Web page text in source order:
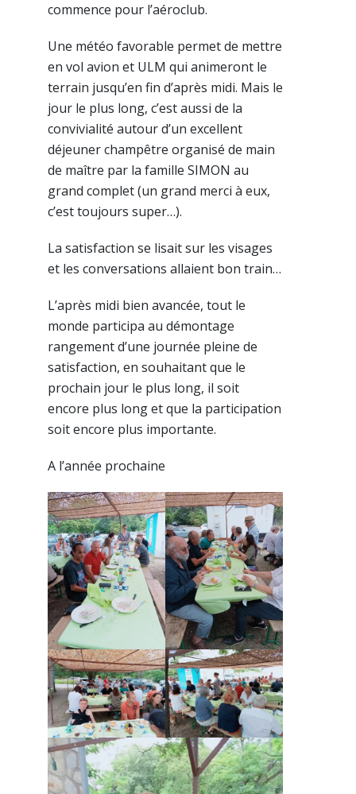
commence pour l’aéroclub.
Une météo favorable permet de mettre
en vol avion et ULM qui animeront le
terrain jusqu’en fin d’après midi. Mais le
jour le plus long, c’est aussi de la
convivialité autour d’un excellent
déjeuner champêtre organisé de main
de maître par la famille SIMON au
grand complet (un grand merci à eux,
c’est toujours super…).
La satisfaction se lisait sur les visages
et les conversations allaient bon train…
L’après midi bien avancée, tout le
monde participa au démontage
rangement d’une journée pleine de
satisfaction, en souhaitant que le
prochain jour le plus long, il soit
encore plus long et que la participation
soit encore plus importante.
A l’année prochaine